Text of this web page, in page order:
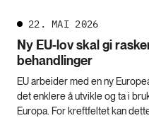
22. MAI 2026
Ny EU-lov skal gi
behandlinger
EU arbeider med en ny
det enklere å utvikle og ta i
Europa. For kreftfeltet kan